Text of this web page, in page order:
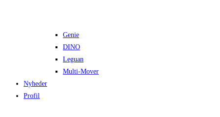
Genie
DINO
Leguan
Multi-Mover
Nyheder
Profil